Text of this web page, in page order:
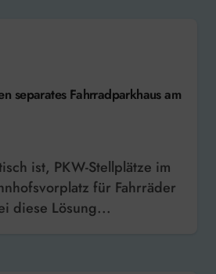
separates Fahrradparkhaus am
für Fahrräder
diese Lösung...